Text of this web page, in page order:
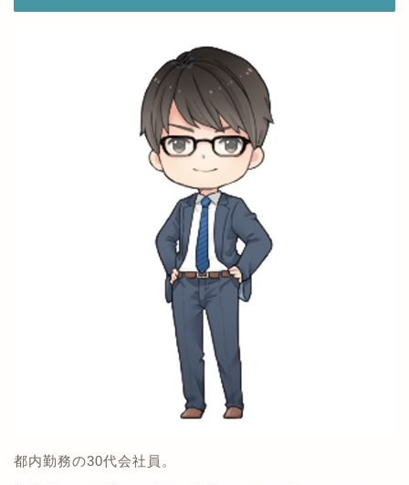
都内勤務の30代会社員。